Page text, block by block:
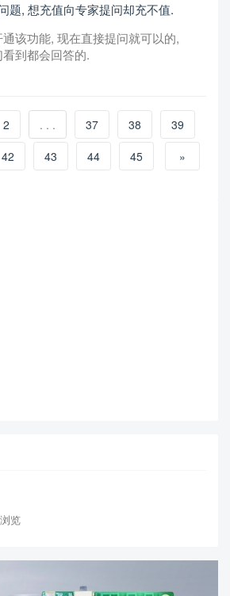
题, 想充值向专家提问却充不值.
该功能, 现在直接提问就可以的,
到都会回答的.
2 . . . 37 38
39
42 43 44 45 »
览